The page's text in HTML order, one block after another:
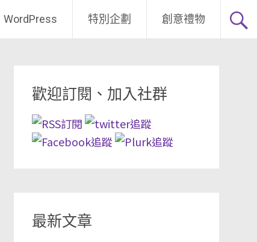
WordPress 特別企劃 創意禮物
歡迎訂閱、加入社群
最新文章